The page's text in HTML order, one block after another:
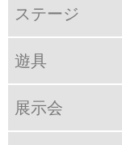
ステージ
遊具
展示会